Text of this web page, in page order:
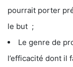
pourrait porter
le but ;
Le genre de
l’efficacité dont il